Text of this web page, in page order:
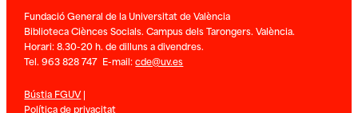
Fundació General de la Universitat de València
Biblioteca Ciènces Socials. Campus dels Tarongers. València.
Horari: 8.30-20 h. de dilluns a divendres.
Tel. 963 828 747 E-mail:cde@uv.es
Bústia FGUV|
Política de privacitat